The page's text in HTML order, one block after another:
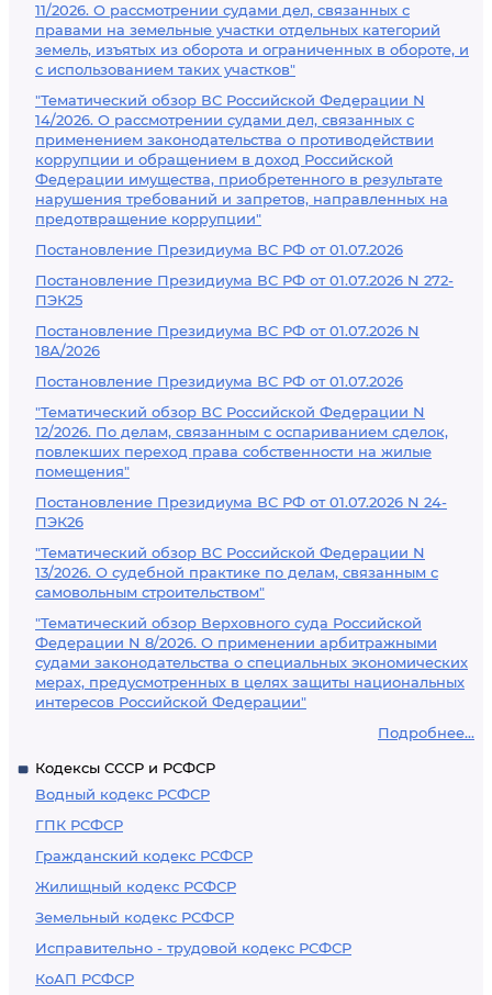
11/2026. О рассмотрении судами дел, связанных с
правами на земельные участки отдельных категорий
земель, изъятых из оборота и ограниченных в обороте, и
с использованием таких участков"
"Тематический обзор ВС Российской Федерации N
14/2026. О рассмотрении судами дел, связанных с
применением законодательства о противодействии
коррупции и обращением в доход Российской
Федерации имущества, приобретенного в результате
нарушения требований и запретов, направленных на
предотвращение коррупции"
Постановление Президиума ВС РФ от 01.07.2026
Постановление Президиума ВС РФ от 01.07.2026 N 272-
ПЭК25
Постановление Президиума ВС РФ от 01.07.2026 N
18А/2026
Постановление Президиума ВС РФ от 01.07.2026
"Тематический обзор ВС Российской Федерации N
12/2026. По делам, связанным с оспариванием сделок,
повлекших переход права собственности на жилые
помещения"
Постановление Президиума ВС РФ от 01.07.2026 N 24-
ПЭК26
"Тематический обзор ВС Российской Федерации N
13/2026. О судебной практике по делам, связанным с
самовольным строительством"
"Тематический обзор Верховного суда Российской
Федерации N 8/2026. О применении арбитражными
судами законодательства о специальных экономических
мерах, предусмотренных в целях защиты национальных
интересов Российской Федерации"
Подробнее...
Кодексы СССР и РСФСР
Водный кодекс РСФСР
ГПК РСФСР
Гражданский кодекс РСФСР
Жилищный кодекс РСФСР
Земельный кодекс РСФСР
Исправительно - трудовой кодекс РСФСР
КоАП РСФСР